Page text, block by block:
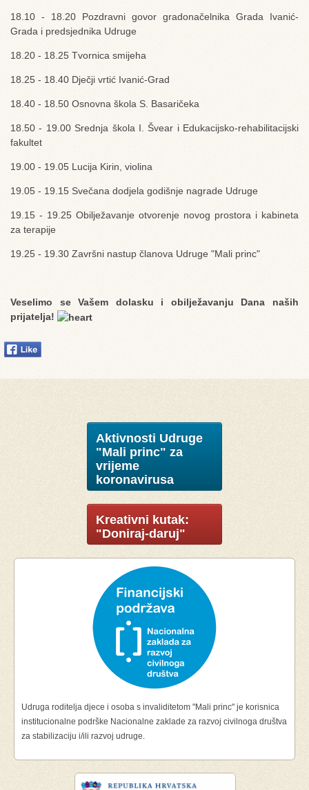
18.10 - 18.20 Pozdravni govor gradonačelnika Grada Ivanić-
Grada i predsjednika Udruge
18.20 - 18.25 Tvornica smijeha
18.25 - 18.40 Dječji vrtić Ivanić-Grad
18.40 - 18.50 Osnovna škola S. Basaričeka
18.50 - 19.00 Srednja škola I. Švear i Edukacijsko-rehabilitacijski
fakultet
19.00 - 19.05 Lucija Kirin, violina
19.05 - 19.15 Svečana dodjela godišnje nagrade Udruge
19.15 - 19.25 Obilježavanje otvorenje novog prostora i kabineta
za terapije
19.25 - 19.30 Završni nastup članova Udruge "Mali princ"
Veselimo se Vašem dolasku i obilježavanju Dana naših
prijatelja!
Aktivnosti Udruge
"Mali princ" za
vrijeme
koronavirusa
Kreativni kutak:
"Doniraj-daruj"
Udruga roditelja djece i osoba s invaliditetom "Mali princ" je korisnica
institucionalne podrške Nacionalne zaklade za razvoj civilnoga društva
za stabilizaciju i/ili razvoj udruge.